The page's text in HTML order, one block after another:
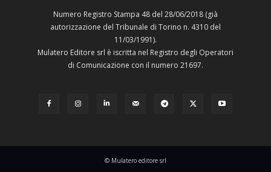
Numero Registro Stampa 48 del 28/06/2018 (già
autorizzazione del Tribunale di Torino n. 4310 del
11/03/1991).
Mulatero Editore srl è iscritta nel Registro degli Operatori
di Comunicazione con il numero 21697.
© Mulatero editore srl